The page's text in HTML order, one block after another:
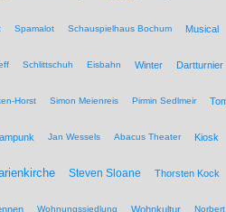
Spamalot Schauspielhaus Bochum Musical
Schlittschuh Eisbahn Winter Dartturnier
Horst Simon Meienreis Pirmin Sedlmeir
Jan Wessels Abacus Theater Kiosk
Steven Sloane Thorsten Kock
Wohnungssiedlung Wohnkultur